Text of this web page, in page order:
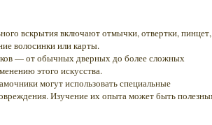
вскрытия включают отмычки, отвертки,
волосинки или карты.
— от обычных дверных до более сложных
этого искусства.
могут использовать специальные
Изучение их опыта может быть